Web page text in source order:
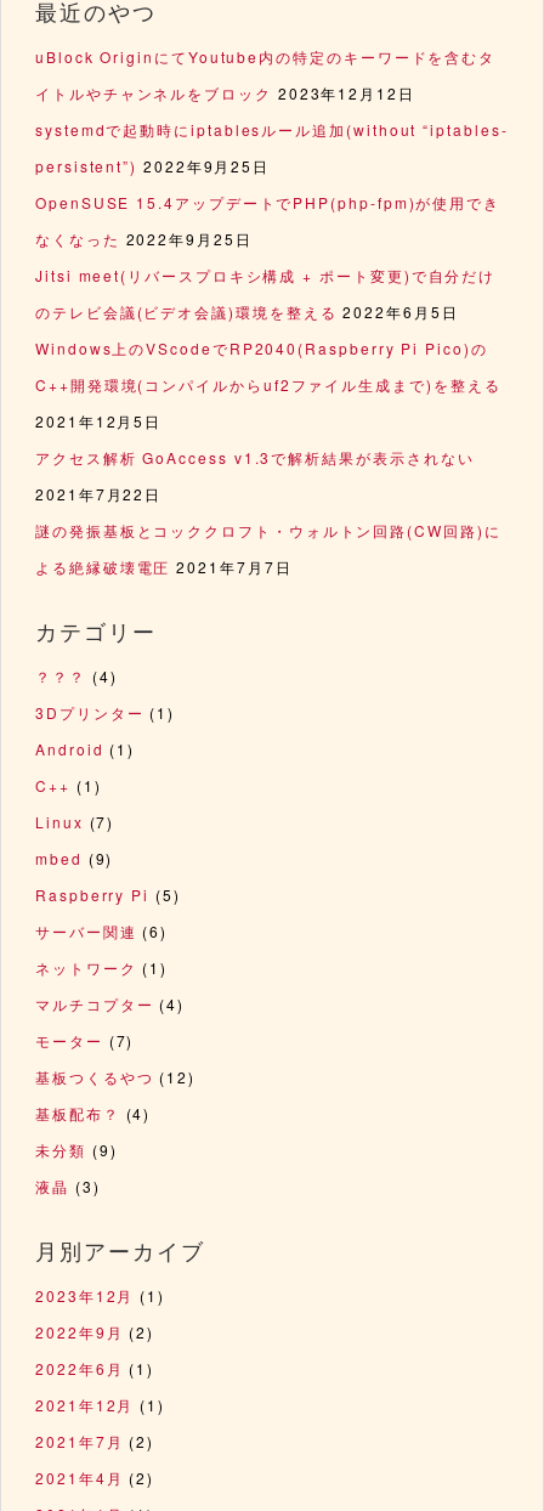
最近のやつ
uBlock OriginにてYoutube内の特定のキーワードを含むタ
イトルやチャンネルをブロック 2023年12月12日
systemdで起動時にiptablesルール追加(without “iptables-
persistent”) 2022年9月25日
OpenSUSE 15.4アップデートでPHP(php-fpm)が使用でき
なくなった 2022年9月25日
Jitsi meet(リバースプロキシ構成 + ポート変更)で自分だけ
のテレビ会議(ビデオ会議)環境を整える 2022年6月5日
Windows上のVScodeでRP2040(Raspberry Pi Pico)の
C++開発環境(コンパイルからuf2ファイル生成まで)を整える
2021年12月5日
アクセス解析 GoAccess v1.3で解析結果が表示されない
2021年7月22日
謎の発振基板とコッククロフト・ウォルトン回路(CW回路)に
よる絶縁破壊電圧 2021年7月7日
カテゴリー
？？？
(4)
3Dプリンター (1)
Android (1)
C++ (1)
Linux (7)
mbed (9)
Raspberry Pi (5)
サーバー関連 (6)
ネットワーク (1)
マルチコプター (4)
モーター (7)
基板つくるやつ (12)
基板配布？
(4)
未分類 (9)
液晶 (3)
月別アーカイブ
2023年12月 (1)
2022年9月 (2)
2022年6月 (1)
2021年12月 (1)
2021年7月 (2)
2021年4月 (2)